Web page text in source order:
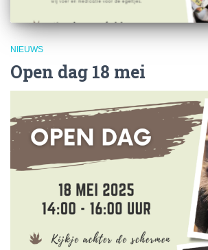
NIEUWS
Open dag 18 mei